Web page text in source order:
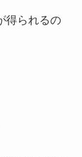
得られるの